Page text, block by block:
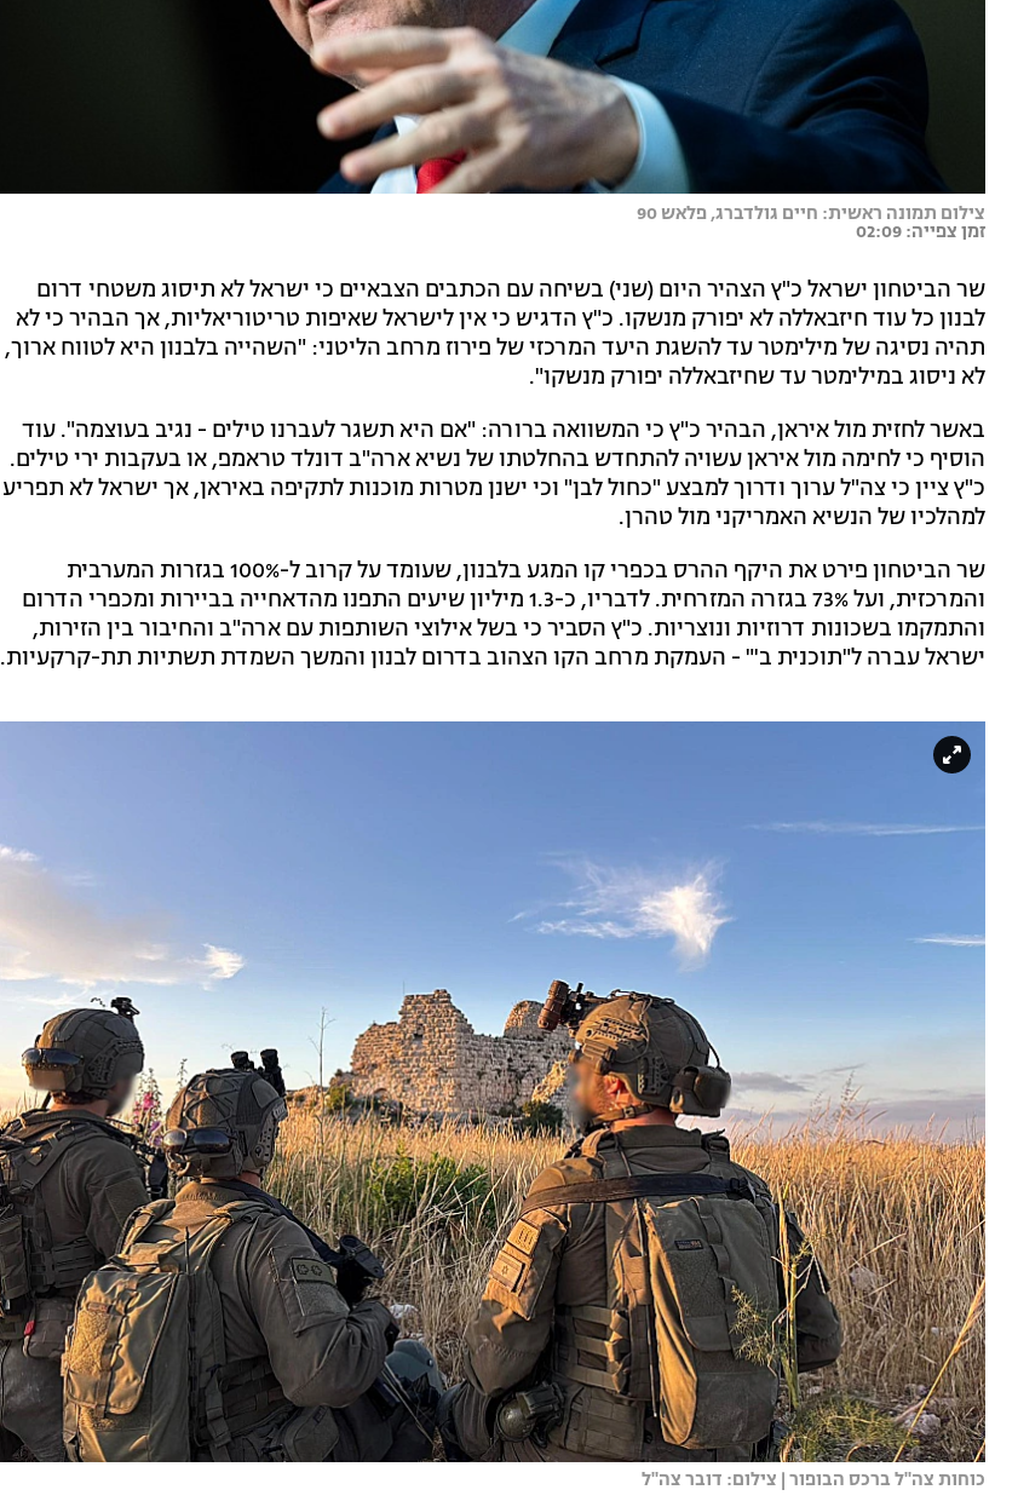
צילום תמונה ראשית: חיים גולדברג, פלאש 90
זמן צפייה: 02:09
שר הביטחון ישראל כ"ץ הצהיר היום (שני) בשיחה עם הכתבים הצבאיים כי ישראל לא תיסוג משטחי דרום
לבנון כל עוד חיזבאללה לא יפורק מנשקו. כ"ץ הדגיש כי אין לישראל שאיפות טריטוריאליות, אך הבהיר כי לא
תהיה נסיגה של מילימטר עד להשגת היעד המרכזי של פירוז מרחב הליטני: "השהייה בלבנון היא לטווח ארוך,
לא ניסוג במילימטר עד שחיזבאללה יפורק מנשקו".
באשר לחזית מול איראן, הבהיר כ"ץ כי המשוואה ברורה: "אם היא תשגר לעברנו טילים - נגיב בעוצמה". עוד
הוסיף כי לחימה מול איראן עשויה להתחדש בהחלטתו של נשיא ארה"ב דונלד טראמפ, או בעקבות ירי טילים.
כ"ץ ציין כי צה"ל ערוך ודרוך למבצע "כחול לבן" וכי ישנן מטרות מוכנות לתקיפה באיראן, אך ישראל לא תפריע
למהלכיו של הנשיא האמריקני מול טהרן.
שר הביטחון פירט את היקף ההרס בכפרי קו המגע בלבנון, שעומד על קרוב ל-100% בגזרות המערבית
והמרכזית, ועל 73% בגזרה המזרחית. לדבריו, כ-1.3 מיליון שיעים התפנו מהדאחייה בביירות ומכפרי הדרום
והתמקמו בשכונות דרוזיות ונוצריות. כ"ץ הסביר כי בשל אילוצי השותפות עם ארה"ב והחיבור בין הזירות,
ישראל עברה ל"תוכנית ב'" - העמקת מרחב הקו הצהוב בדרום לבנון והמשך השמדת תשתיות תת-קרקעיות.
כוחות צה"ל ברכס הבופור | צילום: דובר צה"ל